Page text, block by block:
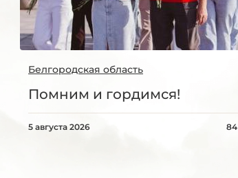
Белгородская область
Помним и гордимся!
5 августа 2026 84